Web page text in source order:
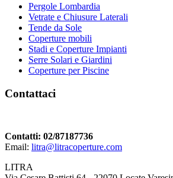
Pergole Lombardia
Vetrate e Chiusure Laterali
Tende da Sole
Coperture mobili
Stadi e Coperture Impianti
Serre Solari e Giardini
Coperture per Piscine
Contattaci
Contatti: 02/87187736
Email: litra@litracoperture.com
LITRA